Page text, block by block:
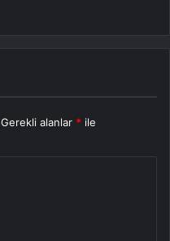
Gerekli alanlar * ile